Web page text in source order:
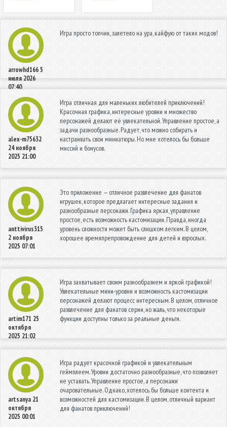
arrowhd1665
июля 2026
07:40
Игра просто топчик, залетело на ура, кайфую от таких модов!
alex-m75632
24 ноября
2025 21:00
Игра отличная для маленьких любителей приключений!
Красочная графика, интересные уровни и множество
персонажей делают её увлекательной. Управление простое, а
задачи разнообразные. Радует, что можно собирать и
настраивать свои миниатюры. Но мне хотелось бы больше
миссий и бонусов.
anttivirus315
2 ноября
2025 07:01
Это приложение — отличное развлечение для фанатов
игрушек, которое предлагает интересные задания и
разнообразные персонажи. Графика яркая, управление
простое, есть возможность кастомизации. Правда, иногда
уровень сложности может быть слишком легким. В целом,
хорошее времяпрепровождение для детей и взрослых.
artim171 25
октября
2025 21:02
Игра захватывает своим разнообразием и яркой графикой!
Увлекательные мини-уровни и возможность кастомизации
персонажей делают процесс интересным. В целом, отличное
развлечение для фанатов серии, но жаль, что некоторые
функции доступны только за реальные деньги.
artsanya 21
октября
2025 00:01
Игра радует красочной графикой и увлекательным
геймплеем. Уровни достаточно разнообразные, что позволяет
не уставать. Управление простое, а персонажи
очаровательные. Однако, хотелось бы больше контента и
возможностей для кастомизации. В целом, отличный вариант
для фанатов приключений!